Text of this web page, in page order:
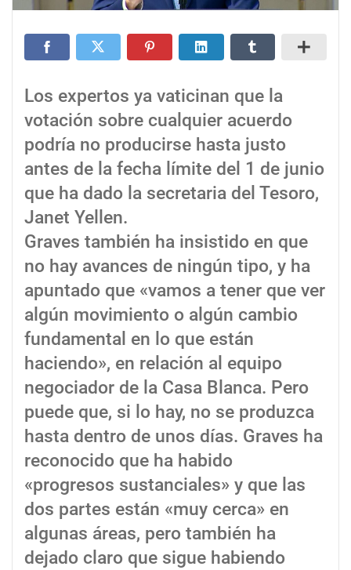
Los expertos ya vaticinan que la
votación sobre cualquier acuerdo
podría no producirse hasta justo
antes de la fecha límite del 1 de junio
que ha dado la secretaria del Tesoro,
Janet Yellen.
Graves también ha insistido en que
no hay avances de ningún tipo, y ha
apuntado que «vamos a tener que ver
algún movimiento o algún cambio
fundamental en lo que están
haciendo», en relación al equipo
negociador de la Casa Blanca. Pero
puede que, si lo hay, no se produzca
hasta dentro de unos días. Graves ha
reconocido que ha habido
«progresos sustanciales» y que las
dos partes están «muy cerca» en
algunas áreas, pero también ha
dejado claro que sigue habiendo